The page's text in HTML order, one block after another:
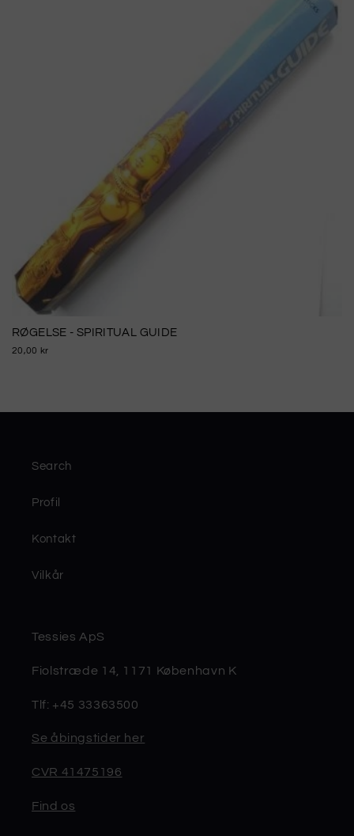
RØGELSE - SPIRITUAL GUIDE
20,00 kr
Search
Profil
Kontakt
Vilkår
Tessies ApS
Fiolstræde 14, 1171 København K
Tlf: +45 33363500
Se åbingstider her
CVR 41475196
Find os